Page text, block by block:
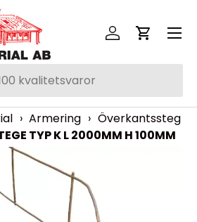
Logga inVagn
Meny
› Armering › Överkantssteg
TYP K L 2000MM H 100MM